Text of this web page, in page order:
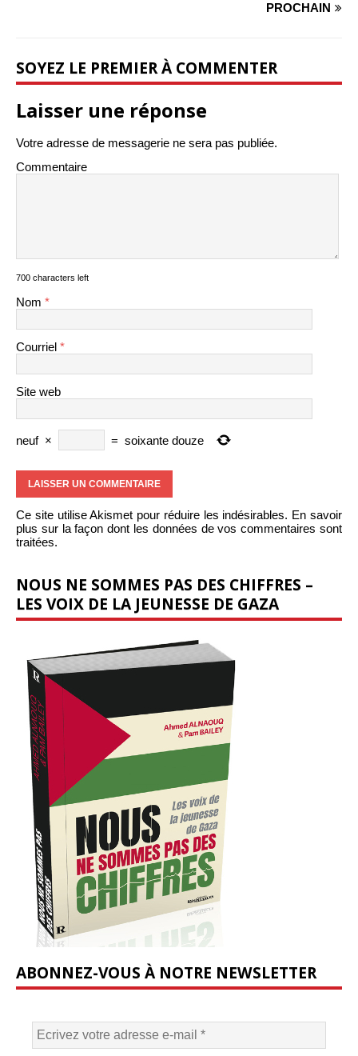
PROCHAIN
SOYEZ LE PREMIER À COMMENTER
Laisser une réponse
Votre adresse de messagerie ne sera pas publiée.
Commentaire
700 characters left
Nom *
Courriel *
Site web
neuf × = soixante douze
Ce site utilise Akismet pour réduire les indésirables. En savoir
plus sur la façon dont les données de vos commentaires sont
traitées.
NOUS NE SOMMES PAS DES CHIFFRES –
LES VOIX DE LA JEUNESSE DE GAZA
ABONNEZ-VOUS À NOTRE NEWSLETTER